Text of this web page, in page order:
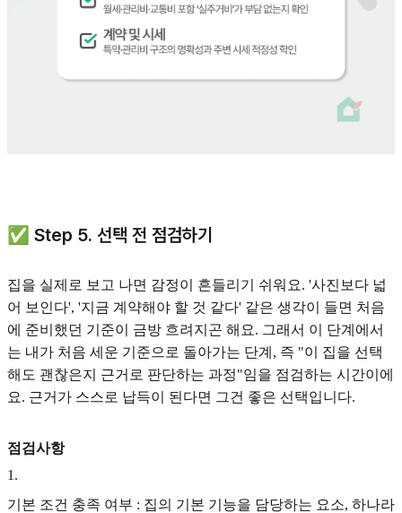
✅ Step 5. 선택 전 점검하기
집을 실제로 보고 나면 감정이 흔들리기 쉬워요. '사진보다 넓
어 보인다', '지금 계약해야 할 것 같다' 같은 생각이 들면 처음
에 준비했던 기준이 금방 흐려지곤 해요. 그래서 이 단계에서
는 내가 처음 세운 기준으로 돌아가는 단계, 즉 "이 집을 선택
해도 괜찮은지 근거로 판단하는 과정"임을 점검하는 시간이에
요. 근거가 스스로 납득이 된다면 그건 좋은 선택입니다.
점검사항
1 .
기본 조건 충족 여부 : 집의 기본 기능을 담당하는 요소, 하나라